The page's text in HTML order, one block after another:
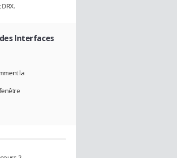
Interfaces
la